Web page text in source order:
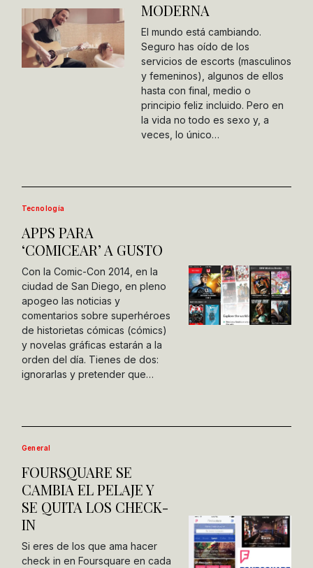
MODERNA
El mundo está cambiando.
Seguro has oído de los
servicios de escorts (masculinos
y femeninos), algunos de ellos
hasta con final, medio o
principio feliz incluido. Pero en
la vida no todo es sexo y, a
veces, lo único…
Tecnología
APPS PARA
‘COMICEAR’ A GUSTO
Con la Comic-Con 2014, en la
ciudad de San Diego, en pleno
apogeo las noticias y
comentarios sobre superhéroes
de historietas cómicas (cómics)
y novelas gráficas estarán a la
orden del día. Tienes de dos:
ignorarlas y pretender que…
General
FOURSQUARE SE
CAMBIA EL PELAJE Y
SE QUITA LOS CHECK-
IN
Si eres de los que ama hacer
check in en Foursquare en cada